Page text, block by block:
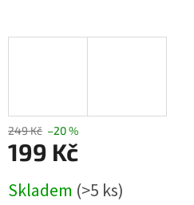
249 Kč –20 %
199 Kč
cena:
Skladem (>5 ks)